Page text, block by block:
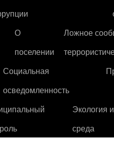
О
поселении
Ложное
Социальная
осведомленность
Экология
среда